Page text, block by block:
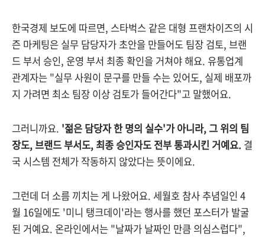
한국경제 보도에 따르면, 스타벅스 같은 대형 프랜차이즈의 시
즌 마케팅은 실무 담당자가 초안을 만들어도 팀장 검토, 브랜
드 부서 승인, 운영 부서 최종 확인을 거쳐야 해요. 유통업계
관계자는 "실무 사원이 문구를 만들 수는 있어도, 실제 배포까
지 가려면 최소 팀장 이상 검토가 들어간다"고 말했어요.
그러니까요. '젊은 담당자 한 명의 실수'가 아니라, 그 위의 팀
장도, 브랜드 부서도, 최종 승인자도 전부 통과시킨 거예요. 결
국 시스템 전체가 작동하지 않았다는 뜻이에요.
그런데 더 소름 끼치는 게 나왔어요. 세월호 참사 추념일인 4
월 16일에도 '미니 탱크데이'라는 행사를 했던 포스터가 발굴
된 거예요. 온라인에서는 "날짜가 날짜인 만큼 의심스럽다",